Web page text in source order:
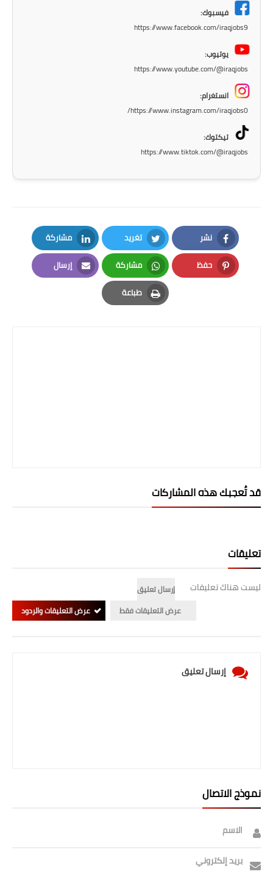
الطقس
العطل
صحة وطب
فن ومشاهير
فيسبوك:
https://www.facebook.com/iraqjobs9
يوتيوب:
https://www.youtube.com/@iraqjobs
انستغرام:
https://www.instagram.com/iraqjobs0/
تيكتوك:
https://www.tiktok.com/@iraqjobs
نشر
Facebook
تغريد
Twitter
مشاركة
LinkedIn
حفظ
Pinterest
مشاركة
Whatsapp
إرسال
Email
طباعة
Print
قد تُعجبك هذه المشاركات
تعليقات
ليست هناك تعليقات
إرسال تعليق
عرض التعليقات فقط
عرض التعليقات والردود
إرسال تعليق
نموذج الاتصال
الاسم
بريد إلكتروني